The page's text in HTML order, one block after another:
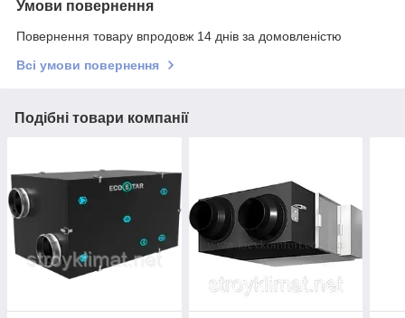
Умови повернення
Повернення товару впродовж 14 днів за домовленістю
Всі умови повернення
Подібні товари компанії